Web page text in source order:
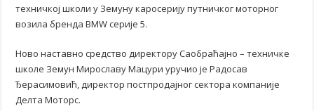
техничкој школи у Земуну каросерију путничког моторног
возила бренда BMW серије 5.
Ново наставно средство директору Саобраћајно – техничке
школе Земун Мирославу Мацури уручио је Радосав
Ђерасимовић, директор постпродајног сектора компаније
Делта Моторс.